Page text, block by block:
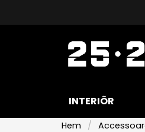
INTERIÖR
Hem